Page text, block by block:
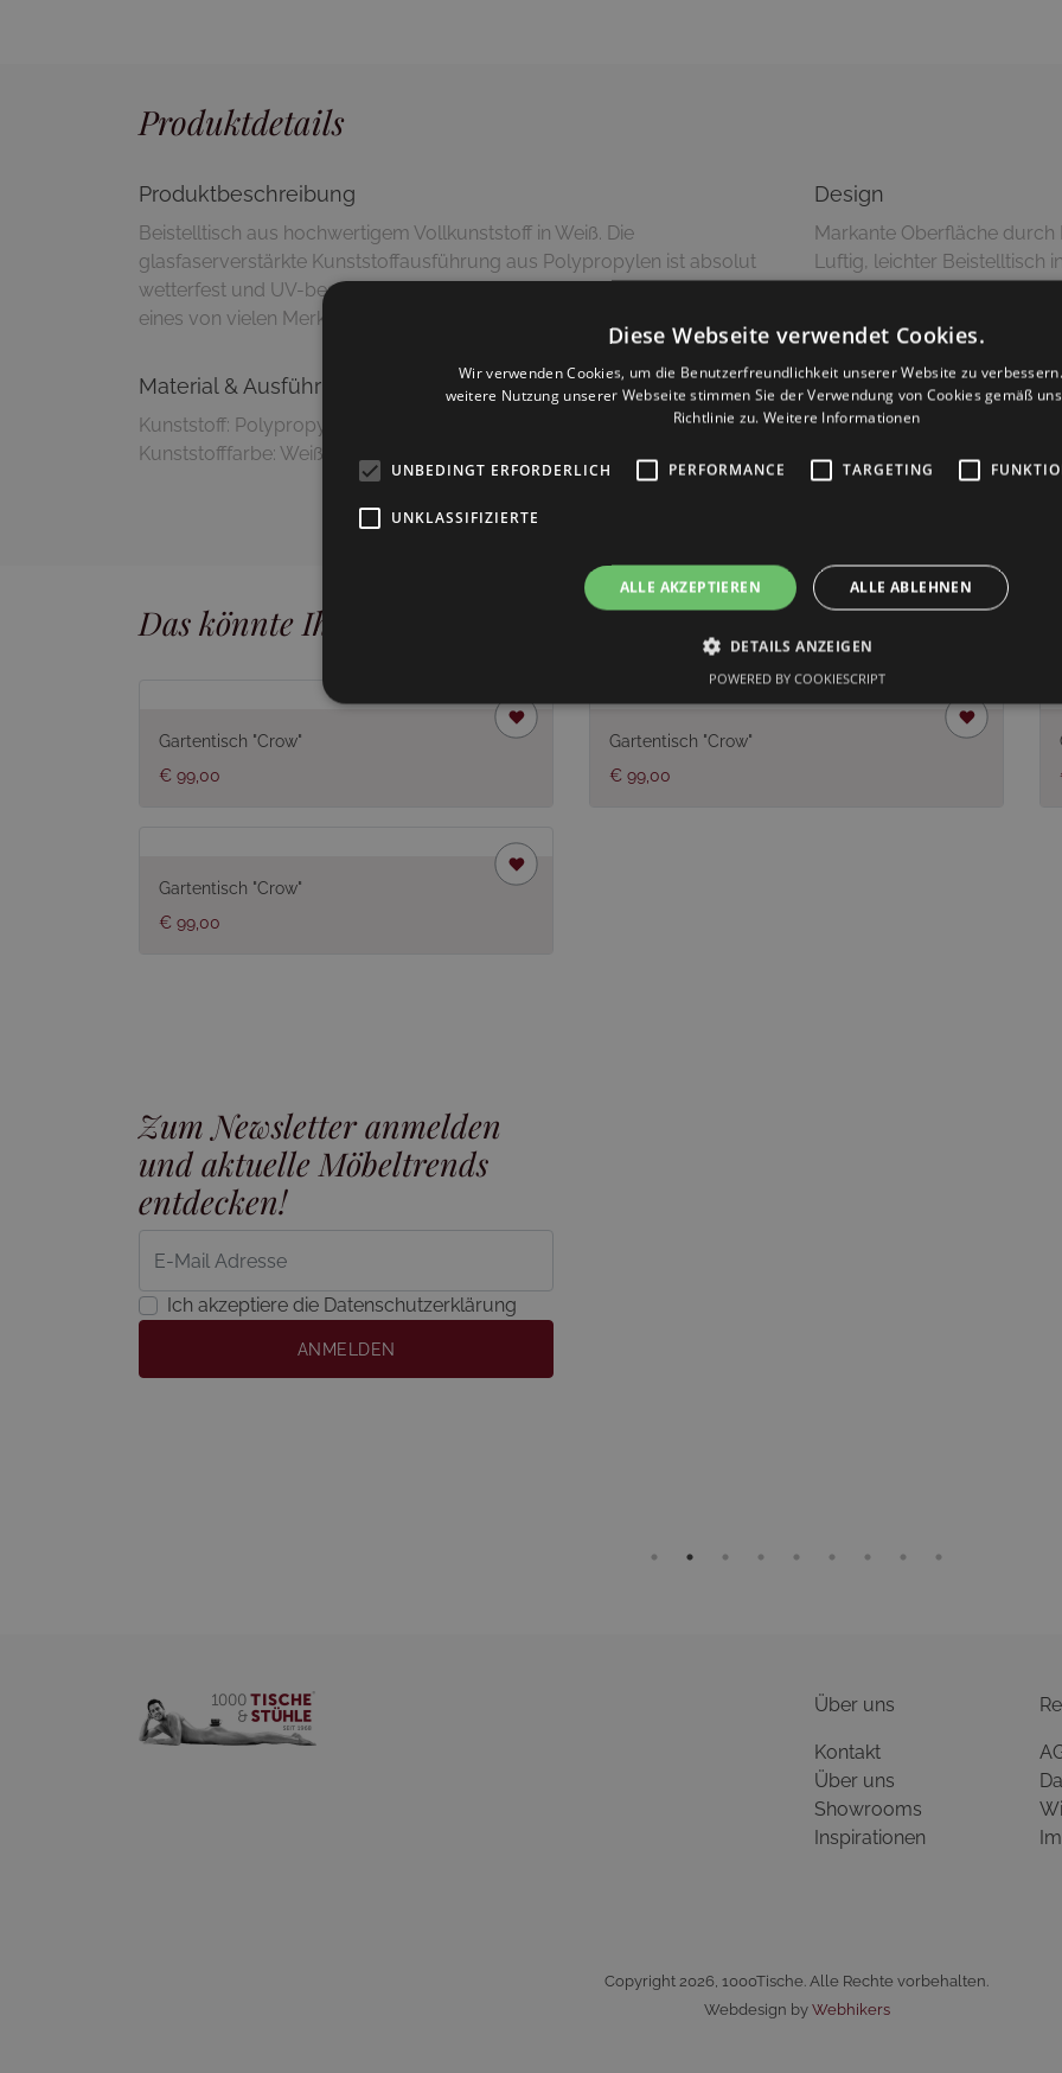
Produktdetails
Produktbeschreibung
Beistelltisch aus hochwertigem Vollkunststoff in Weiß. Die
glasfaserverstärkte Kunststoffausführung aus Polypropylen ist absolut
wetterfest und UV-beständig. Die originelle, perforierte Oberfläche ist
eines von vielen Merkmalen von "Crow Mini".
Material & Ausführung
Kunststoff: Polypropylen/Fiberglas
Kunststofffarbe: Weiß, matt
Design
Markante Oberfläche
Luftig, leichter Beistelltisch
Pflegetipps
Reinigung mit feuchtem
Dieser Artikel wird montiert
Das könnte Ihnen auch gefallen
Gartentisch "Crow"
€ 99,00
Gartentisch "Crow"
€ 99,00
Gartentisch "Crow"
€ 99,00
Zum Newsletter anmelden
und aktuelle Möbeltrends
entdecken!
Ich akzeptiere die Datenschutzerklärung
ANMELDEN
Über uns
Kontakt
Über uns
Showrooms
Inspirationen
Copyright 2026, 1000Tische. Alle Rechte vorbehalten.
Webdesign by Webhikers
Diese Webseite verwendet Cookies.
Wir verwenden Cookies, um die Benutzerfreundlichkeit unserer Website zu
weitere Nutzung unserer Webseite stimmen Sie der Verwendung von Cookies gemäß
Richtlinie zu.Weitere Informationen
UNBEDINGT ERFORDERLICH PERFORMANCE TARGETING
UNKLASSIFIZIERTE
ALLE AKZEPTIEREN ALLE ABLEHNEN
DETAILS ANZEIGEN
POWERED BY COOKIESCRIPT